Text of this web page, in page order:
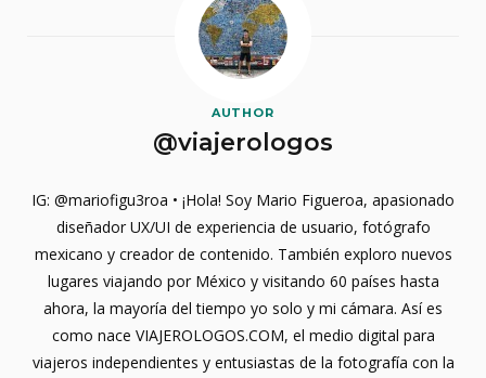
AUTHOR
@viajerologos
IG: @mariofigu3roa • ¡Hola! Soy Mario Figueroa, apasionado
diseñador UX/UI de experiencia de usuario, fotógrafo
mexicano y creador de contenido. También exploro nuevos
lugares viajando por México y visitando 60 países hasta
ahora, la mayoría del tiempo yo solo y mi cámara. Así es
como nace VIAJEROLOGOS.COM, el medio digital para
viajeros independientes y entusiastas de la fotografía con la